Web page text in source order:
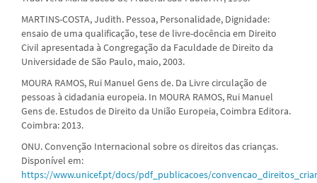
MARTINS-COSTA, Judith. Pessoa, Personalidade, Dignidade:
ensaio de uma qualificação, tese de livre-docência em Direito
Civil apresentada à Congregação da Faculdade de Direito da
Universidade de São Paulo, maio, 2003.
MOURA RAMOS, Rui Manuel Gens de. Da Livre circulação de
pessoas à cidadania europeia. In MOURA RAMOS, Rui Manuel
Gens de. Estudos de Direito da União Europeia, Coimbra Editora.
Coimbra: 2013.
ONU. Convenção Internacional sobre os direitos das crianças.
Disponível em:
https://www.unicef.pt/docs/pdf_publicacoes/